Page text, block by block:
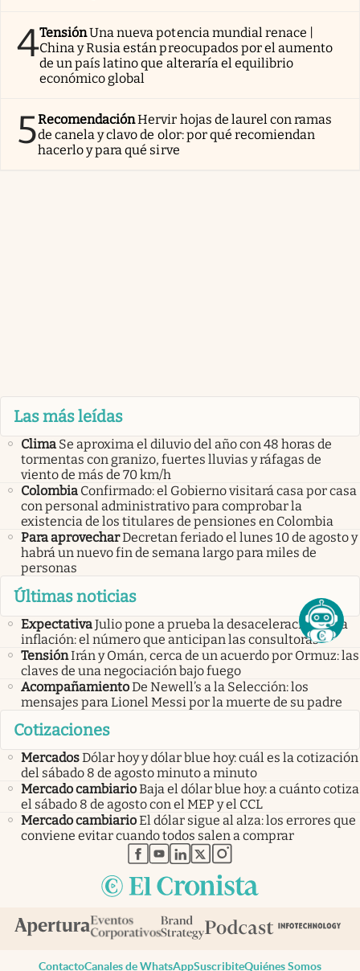
4TensiónUna nueva potencia mundial renace |
China y Rusia están preocupados por el aumento
de un país latino que alteraría el equilibrio
económico global
5RecomendaciónHervir hojas de laurel con ramas
de canela y clavo de olor: por qué recomiendan
hacerlo y para qué sirve
Las más leídas
Clima Se aproxima el diluvio del año con 48 horas de
tormentas con granizo, fuertes lluvias y ráfagas de
viento de más de 70 km/h
Colombia Confirmado: el Gobierno visitará casa por casa
con personal administrativo para comprobar la
existencia de los titulares de pensiones en Colombia
Para aprovecharDecretan feriado el lunes 10 de agosto y
habrá un nuevo fin de semana largo para miles de
personas
Últimas noticias
ExpectativaJulio pone a prueba la desaceleración de la
inflación: el número que anticipan las consultoras
TensiónIrán y Omán, cerca de un acuerdo por Ormuz: las
claves de una negociación bajo fuego
AcompañamientoDe Newell’s a la Selección: los
mensajes para Lionel Messi por la muerte de su padre
Cotizaciones
MercadosDólar hoy y dólar blue hoy: cuál es la cotización
del sábado 8 de agosto minuto a minuto
Mercado cambiarioBaja el dólar blue hoy: a cuánto cotiza
el sábado 8 de agosto con el MEP y el CCL
Mercado cambiarioEl dólar sigue al alza: los errores que
conviene evitar cuando todos salen a comprar
abre en nueva pestaña
abre en nueva pestaña
abre en nueva pestaña
abre en nueva pestaña
abre en nueva pestaña
ContactoCanales de WhatsAppSuscribiteQuiénes Somos